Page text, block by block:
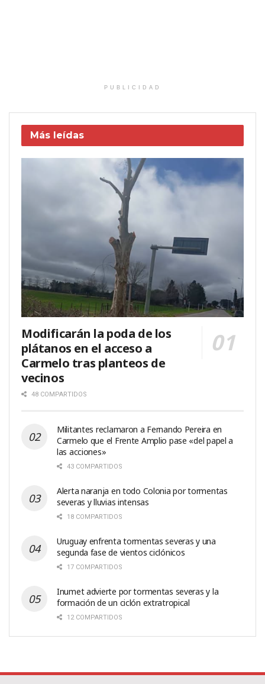
PUBLICIDAD
Más leídas
Modificarán la poda de los
plátanos en el acceso a
Carmelo tras planteos de
vecinos
48 COMPARTIDOS
Militantes reclamaron a Fernando Pereira en
Carmelo que el Frente Amplio pase «del papel a
las acciones»
43 COMPARTIDOS
Alerta naranja en todo Colonia por tormentas
severas y lluvias intensas
18 COMPARTIDOS
Uruguay enfrenta tormentas severas y una
segunda fase de vientos ciclónicos
17 COMPARTIDOS
Inumet advierte por tormentas severas y la
formación de un ciclón extratropical
12 COMPARTIDOS